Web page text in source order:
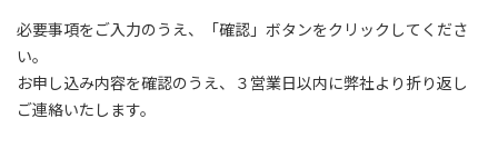
必要事項をご入力のうえ、「確認」ボタンをクリックしてくださ
い。
お申し込み内容を確認のうえ、３営業日以内に弊社より折り返し
ご連絡いたします。